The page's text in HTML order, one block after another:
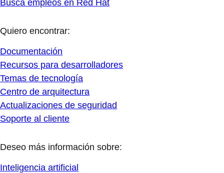
Busca empleos en Red Hat
Quiero encontrar:
Documentación
Recursos para desarrolladores
Temas de tecnología
Centro de arquitectura
Actualizaciones de seguridad
Soporte al cliente
Deseo más información sobre:
Inteligencia artificial